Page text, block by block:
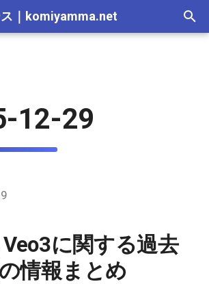
komiyamma.net
2026-07-16
2026-07-12
2025-12-30
2025-12-26
2026-07-16
2026-07-12
2025-12-30
2025-12-26
2026-07-05
2026-05-31
2026-07-10
2026-06-12
2026-07-05
2026-06-07
2025-12-21
2025-11-30
2026-07-05
2026-06-07
2026-07-05
2026-06-07
2025-12-21
2025-11-23
2026-07-16
2026-07-12
年 2025-12-30
2025-12-26
2026-07-05
2026-06-07
年 2025-12-21
2025-11-23
2026-07-05
2026-06-14
2026-07-05
2026-06-07
ールの比
クリエイテ
2026-07-05
2026-06-07
2025-12-21
2026-07-15
2026-07-11
2026-07-04
2026-06-10
2026-07-04
2026-06-06
2026-07-15
2026-07-11
2026-07-05
2026-06-07
12-29
に関する過去
情報まとめ